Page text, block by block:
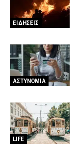
ΕΙΔΗΣΕΙΣ
ΑΣΤΥΝΟΜΙΑ
LIFE